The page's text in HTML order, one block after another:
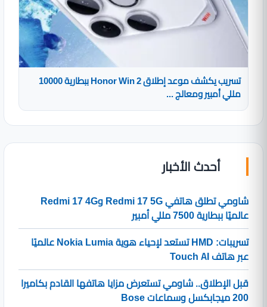
تسريب يكشف موعد إطلاق Honor Win 2 ببطارية 10000
مللي أمبير ومعالج ...
أحدث الأخبار
شاومي تطلق هاتفي Redmi 17 5G وRedmi 17 4G
عالميًا ببطارية 7500 مللي أمبير
تسريبات: HMD تستعد لإحياء هوية Nokia Lumia عالميًا
عبر هاتف Touch AI
قبل الإطلاق.. شاومي تستعرض مزايا هاتفها القادم بكاميرا
200 ميجابكسل وسماعات Bose